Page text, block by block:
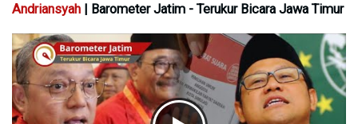
Andriansyah | Barometer Jatim - Terukur Bicara Jawa Timur